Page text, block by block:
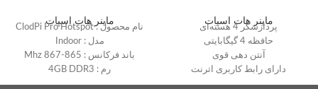
ماینر هات اسپات
پردازشگر 4 هسته‌ای
حافظه 4 گیگابایتی
آنتن دهی قوی
دارای رابط کاربری اترنت
ابعاد : 4.3 * 4.3 * 1.6
ماینر هات اسپات
نام محصول : ClodPi Pro Hotspot
مدل : Indoor
باند فرکانس : 865-867 Mhz
رم : 4GB DDR3
برق ورودی : 12V